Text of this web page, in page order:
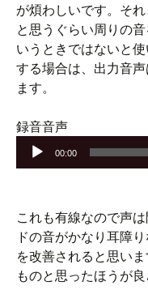
が煩わしいです。そ
と思うぐらい周りの
いうときではないと
する場合は、出力音
ます。
録音音声音
プ
ヤ
ー
00:00
これも有線なので声
ドの音がかなり耳障
を改善されると思い
ものと思ったほうが良